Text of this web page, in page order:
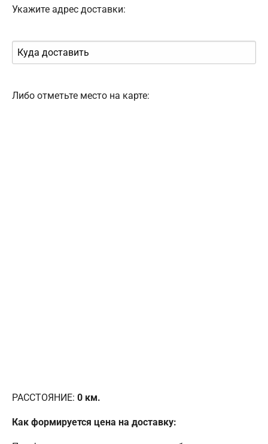
Укажите адрес доставки:
Либо отметьте место на карте:
РАССТОЯНИЕ: 0 км.
Как формируется цена на доставку: